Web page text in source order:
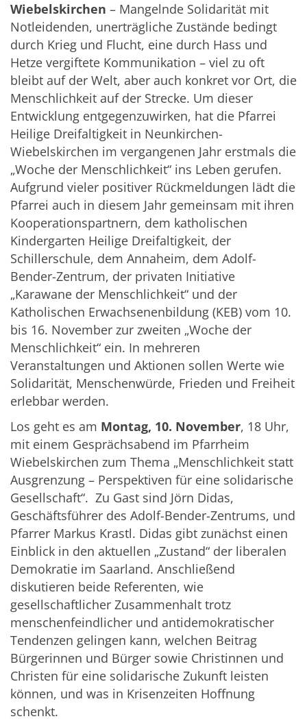
Wiebelskirchen – Mangelnde Solidarität mit
Notleidenden, unerträgliche Zustände bedingt
durch Krieg und Flucht, eine durch Hass und
Hetze vergiftete Kommunikation – viel zu oft
bleibt auf der Welt, aber auch konkret vor Ort, die
Menschlichkeit auf der Strecke. Um dieser
Entwicklung entgegenzuwirken, hat die Pfarrei
Heilige Dreifaltigkeit in Neunkirchen-
Wiebelskirchen im vergangenen Jahr erstmals die
„Woche der Menschlichkeit“ ins Leben gerufen.
Aufgrund vieler positiver Rückmeldungen lädt die
Pfarrei auch in diesem Jahr gemeinsam mit ihren
Kooperationspartnern, dem katholischen
Kindergarten Heilige Dreifaltigkeit, der
Schillerschule, dem Annaheim, dem Adolf-
Bender-Zentrum, der privaten Initiative
„Karawane der Menschlichkeit“ und der
Katholischen Erwachsenenbildung (KEB) vom 10.
bis 16. November zur zweiten „Woche der
Menschlichkeit“ ein. In mehreren
Veranstaltungen und Aktionen sollen Werte wie
Solidarität, Menschenwürde, Frieden und Freiheit
erlebbar werden.
Los geht es am Montag, 10. November, 18 Uhr,
mit einem Gesprächsabend im Pfarrheim
Wiebelskirchen zum Thema „Menschlichkeit statt
Ausgrenzung – Perspektiven für eine solidarische
Gesellschaft“. Zu Gast sind Jörn Didas,
Geschäftsführer des Adolf-Bender-Zentrums, und
Pfarrer Markus Krastl. Didas gibt zunächst einen
Einblick in den aktuellen „Zustand“ der liberalen
Demokratie im Saarland. Anschließend
diskutieren beide Referenten, wie
gesellschaftlicher Zusammenhalt trotz
menschenfeindlicher und antidemokratischer
Tendenzen gelingen kann, welchen Beitrag
Bürgerinnen und Bürger sowie Christinnen und
Christen für eine solidarische Zukunft leisten
können, und was in Krisenzeiten Hoffnung
schenkt.